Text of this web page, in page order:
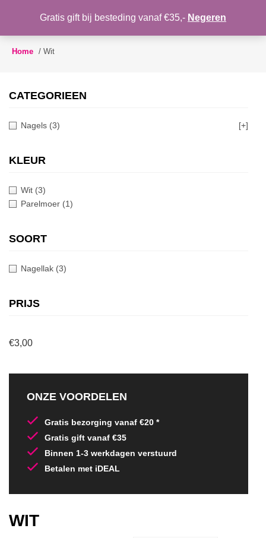
Toggle
WENSLIJST
Home / Wit
CATEGORIEEN
Nagels (3) [+]
KLEUR
Wit (3)
Parelmoer (1)
SOORT
Nagellak (3)
PRIJS
€3,00
ONZE VOORDELEN
Gratis bezorging vanaf €20 *
Gratis gift vanaf €35
Binnen 1-3 werkdagen verstuurd
Betalen met iDEAL
WIT
Gratis gift bij besteding vanaf €35,- Negeren